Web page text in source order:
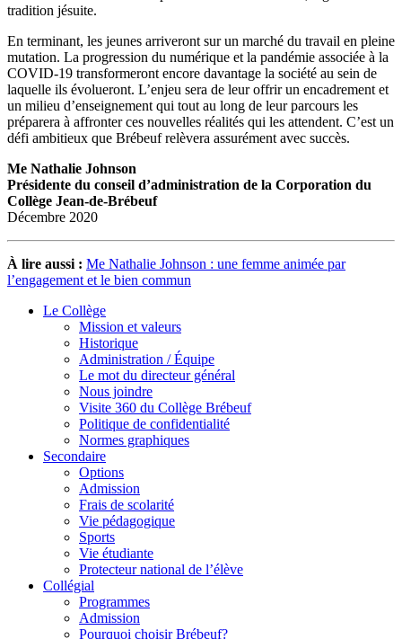
tradition jésuite.
En terminant, les jeunes arriveront sur un marché du travail en pleine
mutation. La progression du numérique et la pandémie associée à la
COVID-19 transformeront encore davantage la société au sein de
laquelle ils évolueront. L’enjeu sera de leur offrir un encadrement et
un milieu d’enseignement qui tout au long de leur parcours les
préparera à affronter ces nouvelles réalités qui les attendent. C’est un
défi ambitieux que Brébeuf relèvera assurément avec succès.
Me Nathalie Johnson
Présidente du conseil d’administration de la Corporation du
Collège Jean-de-Brébeuf
Décembre 2020
À lire aussi : Me Nathalie Johnson : une femme animée par
l’engagement et le bien commun
Le Collège
Mission et valeurs
Historique
Administration / Équipe
Le mot du directeur général
Nous joindre
Visite 360 du Collège Brébeuf
Politique de confidentialité
Normes graphiques
Secondaire
Options
Admission
Frais de scolarité
Vie pédagogique
Sports
Vie étudiante
Protecteur national de l’élève
Collégial
Programmes
Admission
Pourquoi choisir Brébeuf?